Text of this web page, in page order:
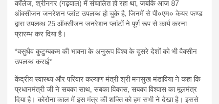
कॉलेज, श्रीनगर (गढ़वाल) में संचालित हो रहा था, जबकि आज 87
ऑक्सीजन जनरेशन प्लांट उपलब्ध हो चुके है, जिनमें से पी०एम० केयर फण्ड
द्वारा उपलब्ध 25 ऑक्सीजन जनरेशन प्लांटों ने पूर्ण रूप से कार्य करना
प्रारम्भ कर दिया है।
*वसुधैव कुटुम्बकम की भावना के अनुरूप विश्व के दूसरे देशों को भी वैक्सीन
उपलब्ध कराई*
केंद्रीय स्वास्थ्य और परिवार कल्याण मंत्री श्री मनसुख मंडाविया ने कहा कि
प्रधानमंत्री जी ने सबका साथ, सबका विकास, सबका विश्वास का मूलमंत्र
दिया है। कोरोना काल में इस मंत्र की शक्ति को हम सभी ने देखा है। इससे